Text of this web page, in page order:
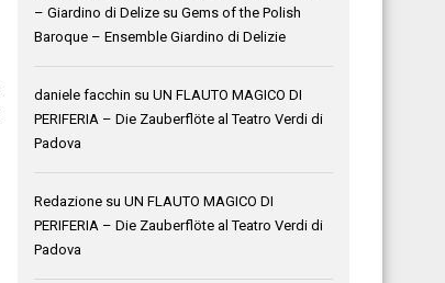
– Giardino di Delize suGems of the Polish
Baroque – Ensemble Giardino di Delizie
daniele facchin suUN FLAUTO MAGICO DI
PERIFERIA – Die Zauberflöte al Teatro Verdi di
Padova
Redazione suUN FLAUTO MAGICO DI
PERIFERIA – Die Zauberflöte al Teatro Verdi di
Padova